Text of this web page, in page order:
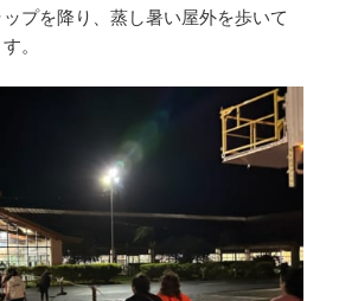
プを降り、蒸し暑い屋外を歩いて
。